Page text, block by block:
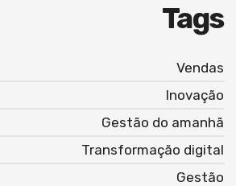
Tags
Vendas
Inovação
Gestão do amanhã
Transformação digital
Gestão